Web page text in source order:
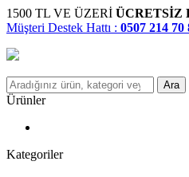
1500 TL VE ÜZERİ ÜCRETSİZ
Müşteri Destek Hattı : 0507 214 70
Ara
Ürünler
Kategoriler